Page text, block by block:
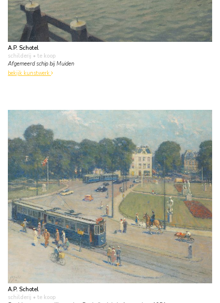
A.P. Schotel
schilderij • te koop
Afgemeerd schip bij Muiden
bekijk kunstwerk
A.P. Schotel
schilderij • te koop